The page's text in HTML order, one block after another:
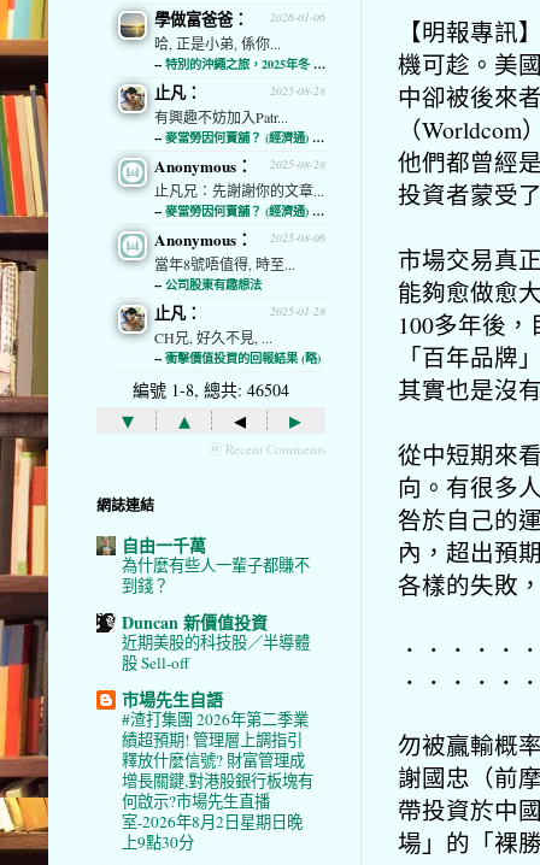
【明報專訊
機可趁。美
中卻被後來
（
他們都曾經
投資者蒙受
市場交易真
能夠愈做愈
100多年後
「百年品牌
其實也是沒
從中短期來
向。有很多
咎於自己的
內，超出預
各樣的失敗
．．．．．
．．．．．
勿被贏輸概
謝國忠（前
帶投資於中
場」的「裸
2026-01-06
學做富爸爸：
哈, 正是小弟, 係你...
-- 特別的沖繩之旅，2025年冬 (經濟通)
2025-08-28
止凡：
有興趣不妨加入Patr...
-- 麥當勞因何賣舖？ (經濟通) (略)
2025-08-28
Anonymous：
止凡兄：先謝謝你的文章...
-- 麥當勞因何賣舖？ (經濟通) (略)
2025-08-06
Anonymous：
當年8號唔值得, 時至...
-- 公司股東有趣想法
2025-01-28
止凡：
CH兄, 好久不見, ...
-- 衝擊價值投資的回報結果 (略)
編號 1-8, 總共: 46504
▾ ▴ ◂ ▸
ⓦ Recent Comments
網誌連結
自由一千萬
為什麼有些人一輩子都賺不
到錢？
Duncan 新價值投資
近期美股的科技股／半導體
股 Sell-off
市場先生自語
#渣打集團 2026年第二季業
績超預期! 管理層上調指引
釋放什麼信號? 財富管理成
增長關鍵,對港股銀行板塊有
何啟示?市場先生直播
室-2026年8月2日星期日晚
上9點30分